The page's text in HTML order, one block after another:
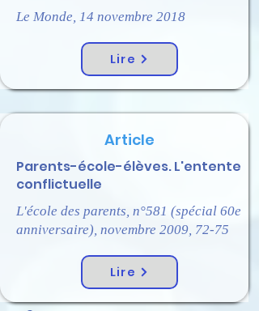
Le Monde, 14 novembre 2018
Lire
Article
Parents-école-élèves. L'entente
conflictuelle
L'école des parents, n°581 (spécial 60e
anniversaire), novembre 2009, 72-75
Lire